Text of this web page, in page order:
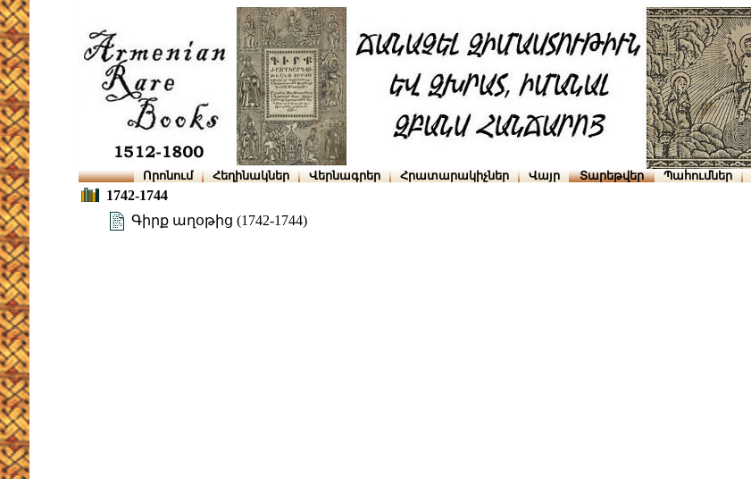
Որոնում Հեղինակներ Վերնագրեր Հրատարակիչներ Վայր Տարեթվեր Պահումներ
1742-1744
Գիրք աղօթից (1742-1744)